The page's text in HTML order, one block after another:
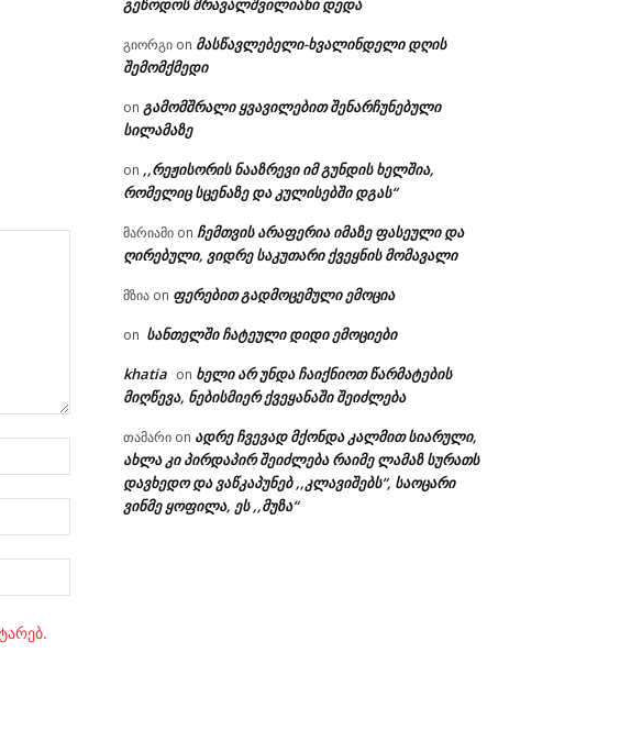
სახელი:
ელ.ფოსტა:
გეწოდოს მრავალშვილიანი დედა
გიორგი on მასწავლებელი-ხვალინდელი დღის
შემომქმედი
on გამომშრალი ყვავილებით შენარჩუნებული
სილამაზე
on ,,რეჟისორის ნააზრევი იმ გუნდის ხელშია,
რომელიც სცენაზე და კულისებში დგას“
მარიამი on ჩემთვის არაფერია იმაზე ფასეული და
ღირებული, ვიდრე საკუთარი ქვეყნის მომავალი
მზია on ფერებით გადმოცემული ემოცია
on სანთელში ჩატეული დიდი ემოციები
khatia on ხელი არ უნდა ჩაიქნიოთ წარმატების
მიღწევა, ნებისმიერ ქვეყანაში შეიძლება
თამარი on ადრე ჩვევად მქონდა კალმით სიარული,
ახლა კი პირდაპირ შეიძლება რაიმე ლამაზ სურათს
დავხედო და ვაწკაპუნებ ,,კლავიშებს“, საოცარი
ვინმე ყოფილა, ეს ,,მუზა“